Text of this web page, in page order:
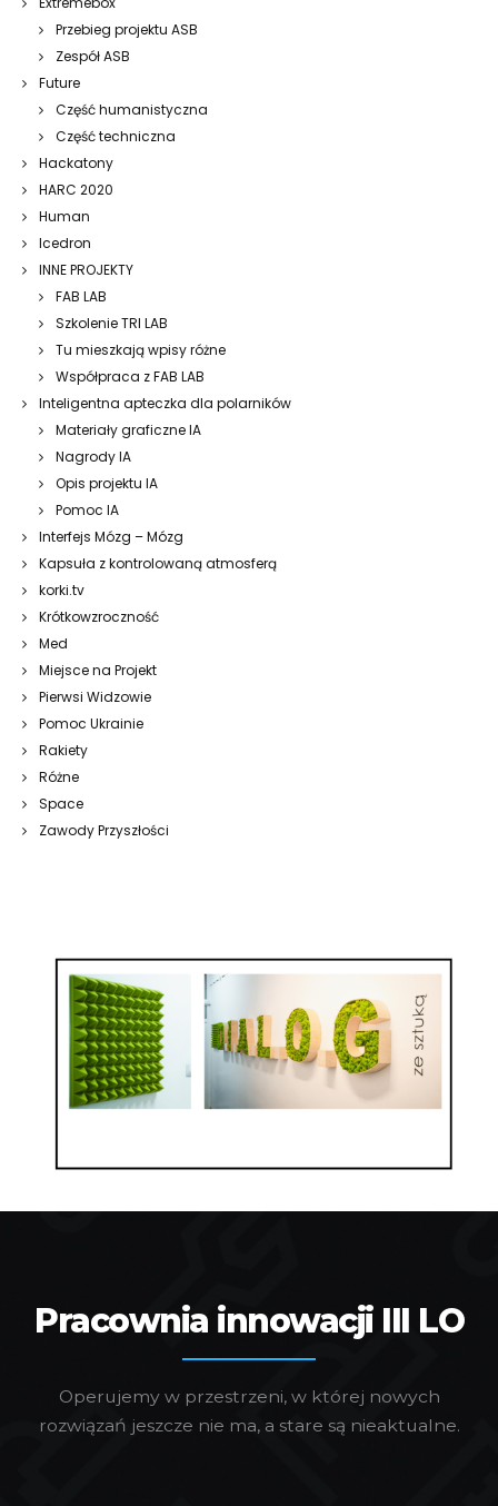
Przebieg projektu ASB
Zespół ASB
Future
Część humanistyczna
Część techniczna
Hackatony
HARC 2020
Human
Icedron
INNE PROJEKTY
FAB LAB
Szkolenie TRI LAB
Tu mieszkają wpisy różne
Współpraca z FAB LAB
Inteligentna apteczka dla polarników
Materiały graficzne IA
Nagrody IA
Opis projektu IA
Pomoc IA
Interfejs Mózg – Mózg
Kapsuła z kontrolowaną atmosferą
korki.tv
Krótkowzroczność
Med
Miejsce na Projekt
Pierwsi Widzowie
Pomoc Ukrainie
Rakiety
Różne
Space
Zawody Przyszłości
Pracownia innowacji III LO
Operujemy w przestrzeni, w której nowych
rozwiązań jeszcze nie ma, a stare są nieaktualne.